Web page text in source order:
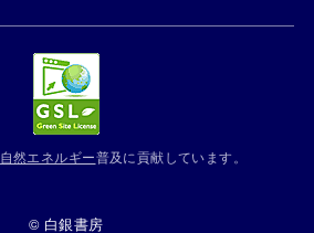
自然エネルギー普及に貢献しています。
© 白銀書房